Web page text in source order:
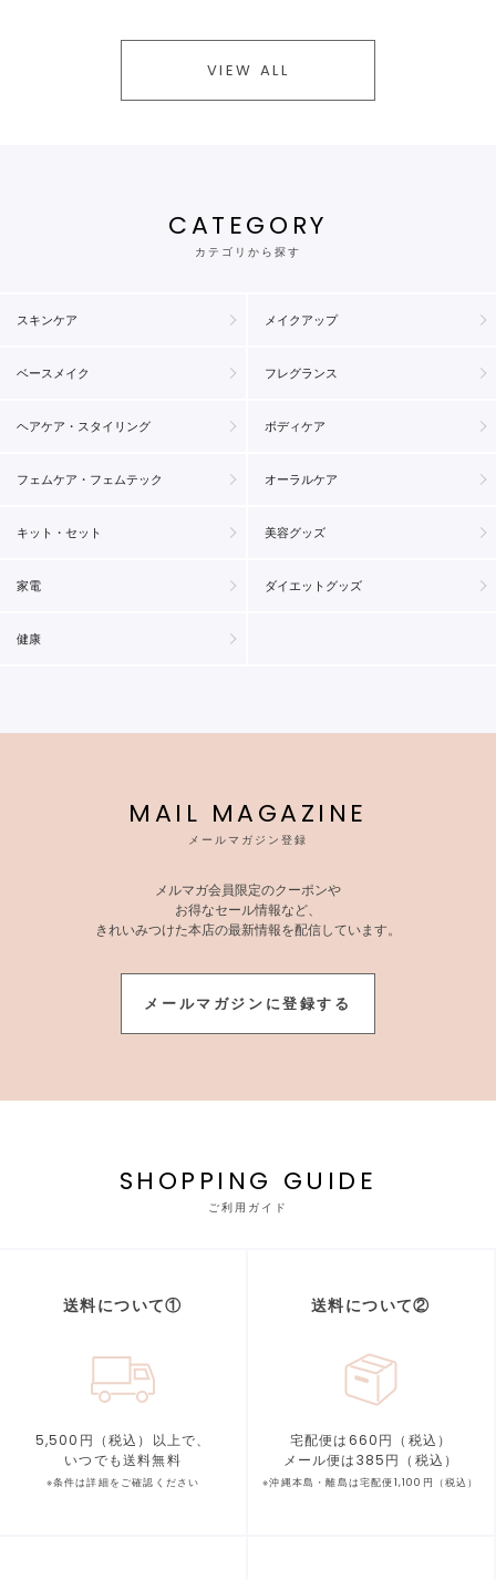
VIEW ALL
CATEGORY
カテゴリから探す
スキンケア メイクアップ
ベースメイク フレグランス
ヘアケア・スタイリング ボディケア
フェムケア・フェムテック オーラルケア
キット・セット 美容グッズ
家電 ダイエットグッズ
健康
MAIL MAGAZINE
メールマガジン登録
メルマガ会員限定のクーポンや
お得なセール情報など、
きれいみつけた本店の最新情報を配信しています。
メールマガジンに登録する
SHOPPING GUIDE
ご利用ガイド
送料について①
5,500円（税込）以上で、
いつでも送料無料
※条件は詳細をご確認ください
送料について②
宅配便は660円（税込）
メール便は385円（税込）
※沖縄本島・離島は宅配便1,100円（税込）